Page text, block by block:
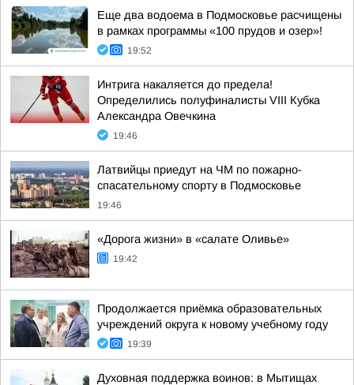
Еще два водоема в Подмосковье расчищены
в рамках программы «100 прудов и озер»!
19:52
Интрига накаляется до предела!
Определились полуфиналисты VIII Кубка
Александра Овечкина
19:46
Латвийцы приедут на ЧМ по пожарно-
спасательному спорту в Подмосковье
19:46
«Дорога жизни» в «салате Оливье»
19:42
Продолжается приёмка образовательных
учреждений округа к новому учебному году
19:39
Духовная поддержка воинов: в Мытищах